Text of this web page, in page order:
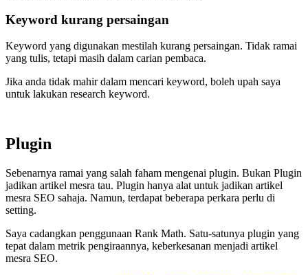
Keyword kurang persaingan
Keyword yang digunakan mestilah kurang persaingan. Tidak ramai
yang tulis, tetapi masih dalam carian pembaca.
Jika anda tidak mahir dalam mencari keyword, boleh upah saya
untuk lakukan research keyword.
Plugin
Sebenarnya ramai yang salah faham mengenai plugin. Bukan Plugin
jadikan artikel mesra tau. Plugin hanya alat untuk jadikan artikel
mesra SEO sahaja. Namun, terdapat beberapa perkara perlu di
setting.
Saya cadangkan penggunaan Rank Math. Satu-satunya plugin yang
tepat dalam metrik pengiraannya, keberkesanan menjadi artikel
mesra SEO.